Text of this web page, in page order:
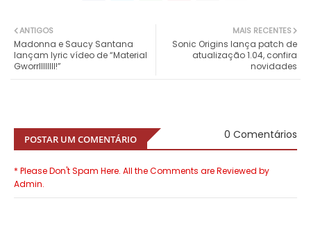
MAIS RECENTES
Sonic Origins lança patch de
atualização 1.04, confira
novidades
ANTIGOS
Madonna e Saucy Santana
lançam lyric vídeo de “Material
Gworrllllllll!”
POSTAR UM COMENTÁRIO 0 Comentários
* Please Don't Spam Here. All the Comments are Reviewed by
Admin.